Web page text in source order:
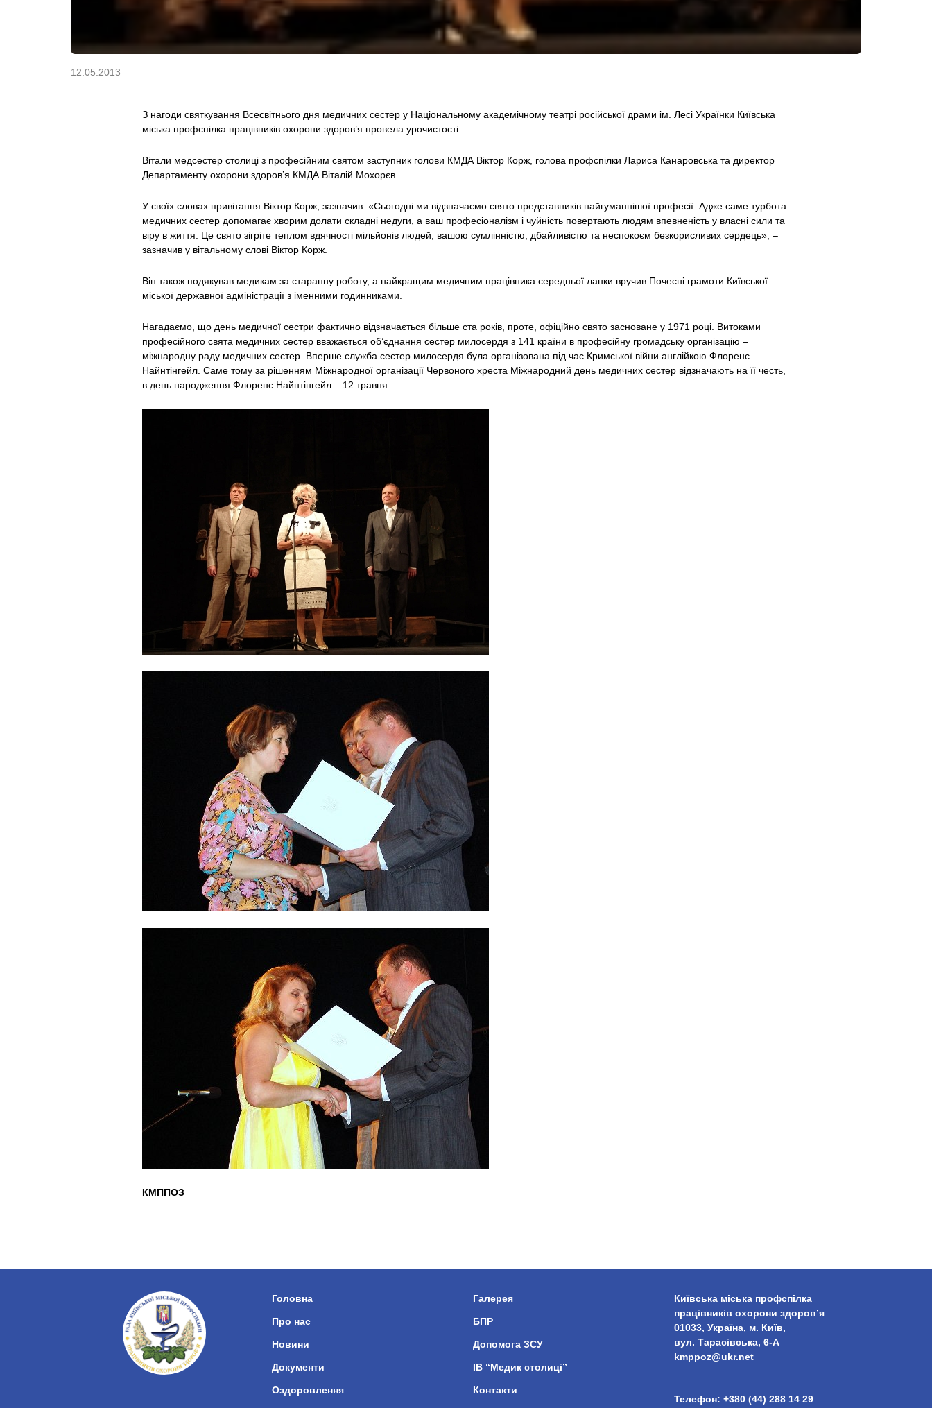
12.05.2013
З нагоди святкування Всесвітнього дня медичних сестер у Національному академічному театрі російської драми ім. Лесі Українки Київська
міська профспілка працівників охорони здоров’я провела урочистості.
Вітали медсестер столиці з професійним святом заступник голови КМДА Віктор Корж, голова профспілки Лариса Канаровська та директор
Департаменту охорони здоров’я КМДА Віталій Мохорєв..
У своїх словах привітання Віктор Корж, зазначив: «Сьогодні ми відзначаємо свято представників найгуманнішої професії. Адже саме турбота
медичних сестер допомагає хворим долати складні недуги, а ваш професіоналізм і чуйність повертають людям впевненість у власні сили та
віру в життя. Це свято зігріте теплом вдячності мільйонів людей, вашою сумлінністю, дбайливістю та неспокоєм безкорисливих сердець», –
зазначив у вітальному слові Віктор Корж.
Він також подякував медикам за старанну роботу, а найкращим медичним працівника середньої ланки вручив Почесні грамоти Київської
міської державної адміністрації з іменними годинниками.
Нагадаємо, що день медичної сестри фактично відзначається більше ста років, проте, офіційно свято засноване у 1971 році. Витоками
професійного свята медичних сестер вважається об’єднання сестер милосердя з 141 країни в професійну громадську організацію –
міжнародну раду медичних сестер. Вперше служба сестер милосердя була організована під час Кримської війни англійкою Флоренс
Найнтінгейл. Саме тому за рішенням Міжнародної організації Червоного хреста Міжнародний день медичних сестер відзначають на її честь,
в день народження Флоренс Найнтінгейл – 12 травня.
КМППОЗ
Головна
Про нас
Новини
Документи
Оздоровлення
Галерея
БПР
Допомога ЗСУ
ІВ “Медик столиці”
Контакти
Київська міська профспілка
працівників охорони здоров’я
01033, Україна, м. Київ,
вул. Тарасівська, 6-А
kmppoz@ukr.net
Телефон: +380 (44) 288 14 29